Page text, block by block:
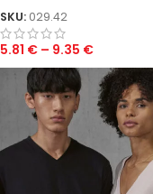
SKU: 029.42
5.81 € – 9.35 €